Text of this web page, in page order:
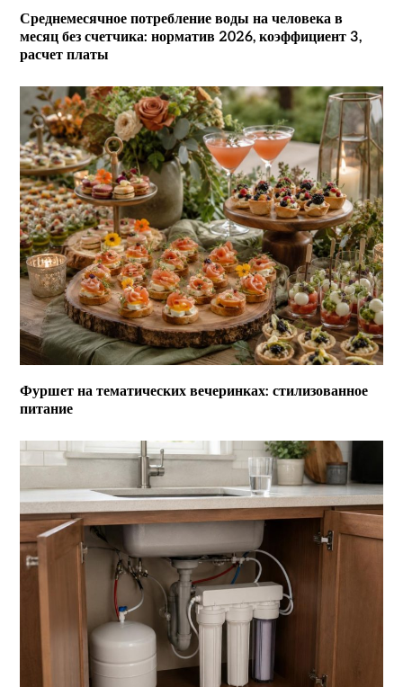
Среднемесячное потребление воды на человека в
месяц без счетчика: норматив 2026, коэффициент 3,
расчет платы
Фуршет на тематических вечеринках: стилизованное
питание